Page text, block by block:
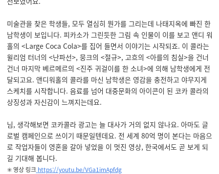
미술관을 찾은 학생들, 모두 열심히 뭔가를 그리는데 나태지옥에 빠진 한
남학생이 보입니다. 피카소가 그린듯한 그림 속 인물이 이를 보고 앤디 워
홀의 <Large Coca Cola>를 집어 들면서 이야기는 시작되죠. 이 콜라는
윌리엄 터너의 <난파선>, 뭉크의 <절규>, 고흐의 <아를의 침실>을 건너
건너 마지막 베르메르의 <진주 귀걸이를 한 소녀>에 의해 남학생에게 전
달되고요. 앤디워홀의 콜라를 마신 남학생은 영감을 충전하고 야무지게
스케치를 시작합니다. 음료를 넘어 대중문화의 아이콘이 된 코카 콜라의
상징성과 자신감이 느껴지는데요.
님, 생각해보면 코카콜라 광고는 늘 대사가 거의 없지 않나요. 아마도 글
로벌 캠페인으로 쓰이기 때문일텐데요. 전 세계 80억 명이 본다는 마음으
로 작업자들이 영혼을 갈아 넣었을 이 멋진 영상, 한국에서도 곧 보게 되
길 기대해 봅니다.
✳️ 영상 링크 https://youtu.be/VGa1imApfdg